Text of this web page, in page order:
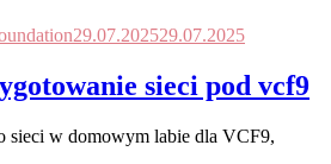
29.07.202529.07.2025
sieci pod vcf9
sieci w domowym labie dla VCF9,